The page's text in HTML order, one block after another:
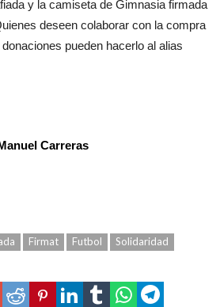
y la camiseta de Gimnasia firmada
deseen colaborar con la compra
pueden hacerlo al alias
Carreras
Firmat Futbol Solidaridad